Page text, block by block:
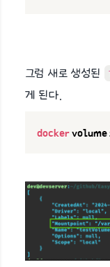
그럼 새로 생성된
게 된다.
docker volume